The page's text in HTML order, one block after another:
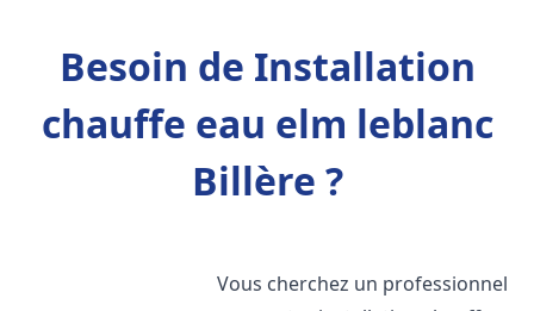
Besoin de Installation
chauffe eau elm leblanc
Billère ?
Vous cherchez un professionnel